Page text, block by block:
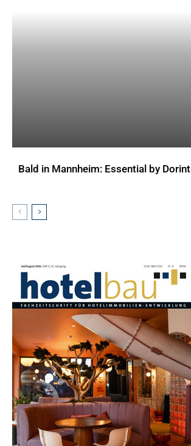
Bald in Mannheim: Essential by Dorint